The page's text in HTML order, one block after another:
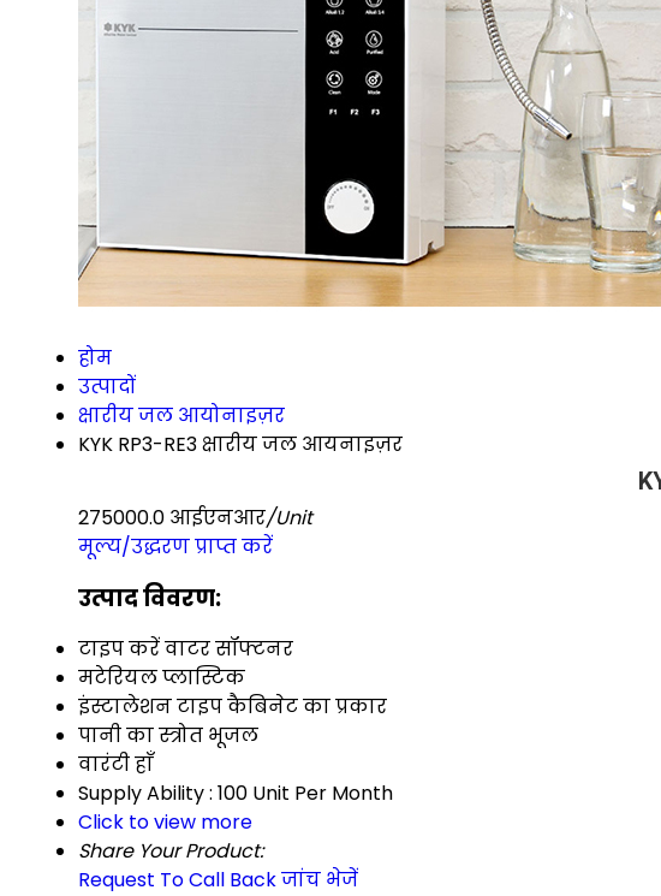
होम
उत्पादों
क्षारीय जल आयोनाइज़र
KYK RP3-RE3 क्षारीय जल आयनाइज़र
275000.0 आईएनआर/Unit
मूल्य/उद्धरण प्राप्त करें
उत्पाद विवरण:
टाइप करेंवाटर सॉफ्टनर
मटेरियलप्लास्टिक
इंस्टालेशन टाइपकैबिनेट का प्रकार
पानी का स्त्रोत भूजल
वारंटीहाँ
Supply Ability : 100 Unit Per Month
Click to view more
Share Your Product:
Request To Call Backजांच भेजें